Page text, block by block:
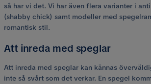
så har vi det. Vi har även flera varianter i
(shabby chick) samt modeller med
romantisk stil.
Att inreda med speglar
Att inreda med speglar kan kännas
inte så svårt som det verkar. En spegel